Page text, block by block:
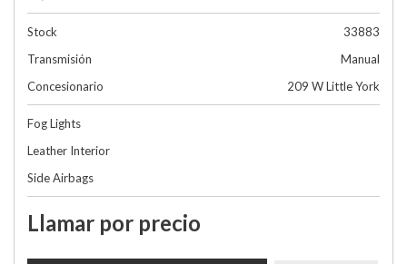
Stock
33883
Transmisión
Manual
Concesionario
209 W Little York
Fog Lights
Leather Interior
Side Airbags
Llamar por precio